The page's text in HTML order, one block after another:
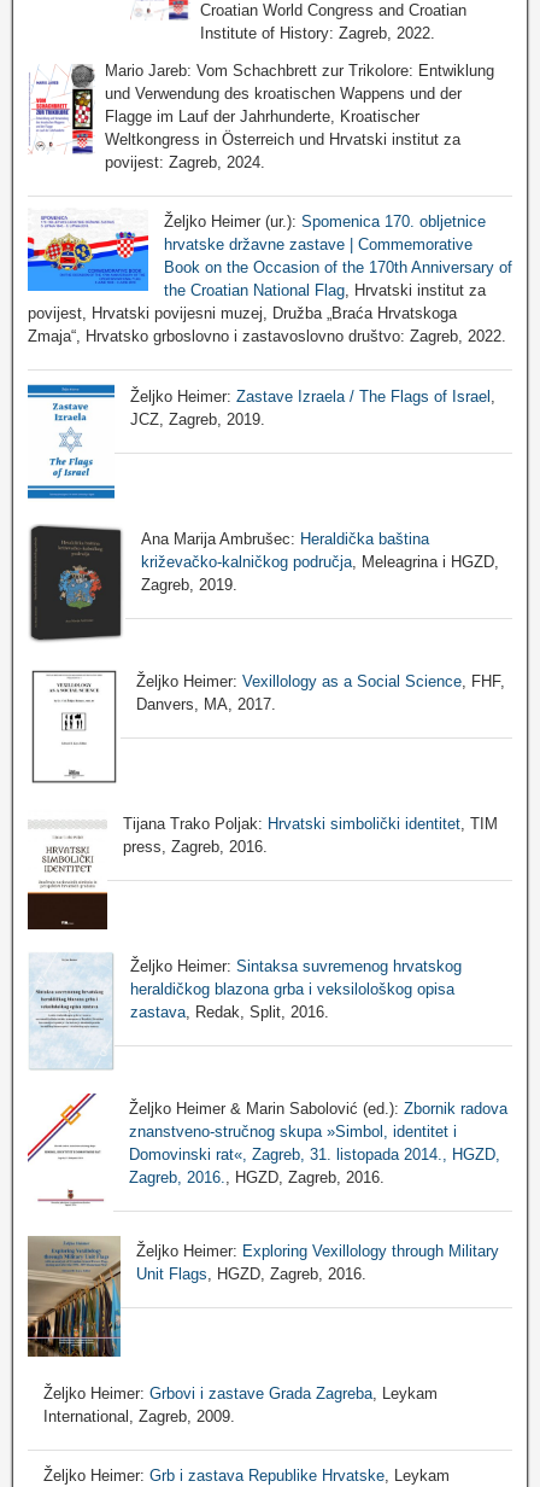
Croatian World Congress and Croatian
Institute of History: Zagreb, 2022.
Mario Jareb: Vom Schachbrett zur Trikolore: Entwiklung
und Verwendung des kroatischen Wappens und der
Flagge im Lauf der Jahrhunderte, Kroatischer
Weltkongress in Österreich und Hrvatski institut za
povijest: Zagreb, 2024.
Željko Heimer (ur.): Spomenica 170. obljetnice
hrvatske državne zastave | Commemorative
Book on the Occasion of the 170th Anniversary of
the Croatian National Flag, Hrvatski institut za
povijest, Hrvatski povijesni muzej, Družba „Braća Hrvatskoga
Zmaja“, Hrvatsko grboslovno i zastavoslovno društvo: Zagreb, 2022.
Željko Heimer:Zastave Izraela / The Flags of Israel
JCZ, Zagreb, 2019.
Ana Marija Ambrušec: Heraldička baština
križevačko-kalničkog područja, Meleagrina i HGZD,
Zagreb, 2019.
Željko Heimer:Vexillology as a Social Science , FHF,
Danvers, MA, 2017.
Tijana Trako Poljak: Hrvatski simbolički identitet , TIM
press, Zagreb, 2016.
Željko Heimer: Sintaksa suvremenog hrvatskog
heraldičkog blazona grba i veksilološkog opisa
zastava, Redak, Split, 2016.
Željko Heimer & Marin Sabolović (ed.): Zbornik radova
znanstveno-stručnog skupa »Simbol, identitet i
Domovinski rat«, Zagreb, 31. listopada 2014., HGZD,
Zagreb, 2016.
, HGZD, Zagreb, 2016.
Željko Heimer: Exploring Vexillology through Military
Unit Flags , HGZD, Zagreb, 2016.
Željko Heimer: Grbovi i zastave Grada Zagreba , Leykam
International, Zagreb, 2009.
Željko Heimer: Grb i zastava Republike Hrvatske, Leykam